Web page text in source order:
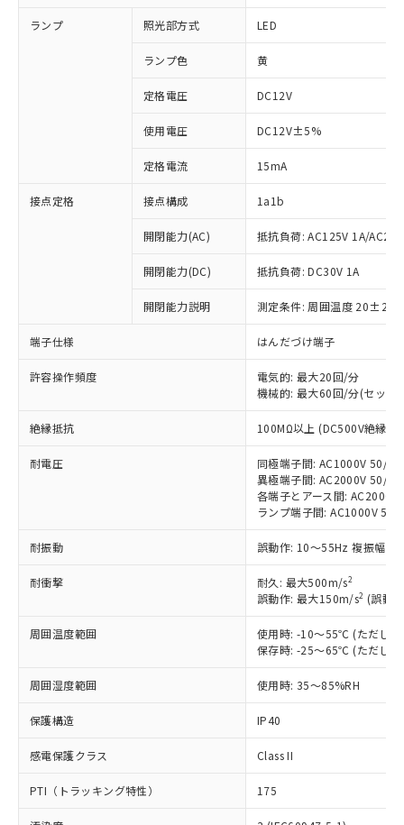
ランプ 照光部方式 LED
ランプ色 黄
定格電圧 DC12V
使用電圧 DC12V±5%
定格電流 15mA
接点定格 接点構成 1a1b
開閉能力(AC) 抵抗負荷: AC125V 1A/
開閉能力(DC) 抵抗負荷: DC30V 1A
開閉能力説明 測定条件: 周囲温度 20±2℃
端子仕様 はんだづけ端子
許容操作頻度
電気的: 最大20回/分
機械的: 最大60回/分(セット
絶縁抵抗 100MΩ以上 (DC500V絶縁抵
耐電圧
同極端子間: AC1000V 50/
異極端子間: AC2000V 50/
各端子とアース間:
ランプ端子間: AC1000V
耐振動 誤動作: 10～55Hz 複振幅
耐衝撃 耐久: 最大500m/s2
誤動作: 最大150m/s2 (誤動
周囲温度範囲
使用時: -10～55℃ (ただし、
保存時: -25～65℃ (ただし、
周囲湿度範囲 使用時: 35～85%RH
保護構造 IP40
感電保護クラス Class II
PTI（トラッキング特性） 175
以下の条件をお読みいただき、同意のうえ
本サービスは、当社制御機器事業取扱
商品の当社在庫状況および標準価格
(税抜)を提供させていただくもので
当社制御機器事業取扱商品の中には、
本サービスの対象外となる商品もある
ことをご了承ください。
在庫状況および標準価格照会結果は、
記載している更新日時点での社内デー
タに基づき作成されるものであり、閲
覧された時点での実際の在庫および標
対応済み：EU RoHS指令（10物質）の
非含有に対応した製品が提供可能な商品で
対応予定：EU RoHS指令（10物質）の非含
有に対応した製品に切り替える予定のある
対応予定なし：EU RoHS指令（10物質）の
非含有に非対応の商品で、対応品を出す予
非含有の対応状況を調査中または確認中の
非該当品：ライセンス料など無形物で、有
害物質有無と関係のない商品です。
仕入先様の事情により、非含有部品として
いたものが、含有品と判明した場合などや
むを得ず変更することがあります。
鉛(Pb) 1000ppm以下、 水銀(Hg) 1000ppm以下、 カド
六価クロム(Cr(Ⅵ)) 1000ppm以下、ポリ臭化ビフェニル
※1 中国RoHS○×表
「○」：最大均質材料含有率が中国RoHSの
基準値以下であることを示します。
「×」：最大均質材料含有率が中国RoHSの
基準値を超えていることを示します。
「－」：未確認です。当社販売部門へお問
い合わせください。
*中国RoHS10物質の基準値 (GB/T26572)：
Pb(鉛) :1000ppm、 Hg(水銀) : 1000ppm、 Cd(カドミウ
当社は、これら貴社製品のうち、外国
為替および外国貿易法に定める商品
（以下｢規制貨物等」という）を輸出
または国外への提供する場合は、日本
国政府の輸出許可(または役務取引許
記
説明